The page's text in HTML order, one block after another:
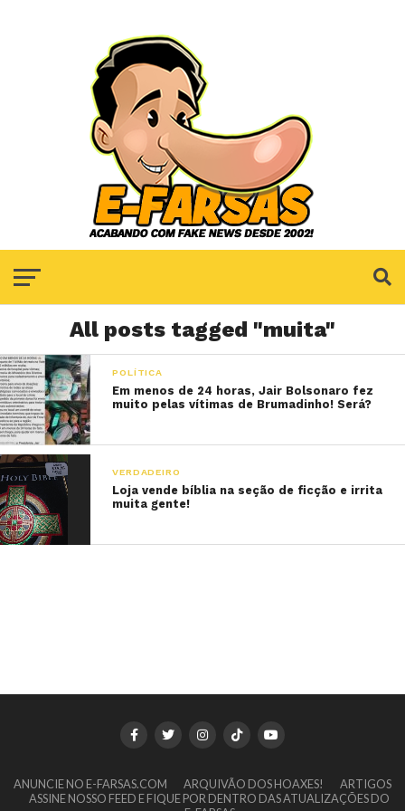
All posts tagged "muita"
POLÍTICA
Em menos de 24 horas, Jair Bolsonaro fez
muito pelas vítimas de Brumadinho! Será?
VERDADEIRO
Loja vende bíblia na seção de ficção e irrita
muita gente!
ANUNCIE NO E-FARSAS.COM ARQUIVÃO DOS HOAXES!
ARTIGOS
ASSINE NOSSO FEED E FIQUE POR DENTRO DAS ATUALIZAÇÕES DO